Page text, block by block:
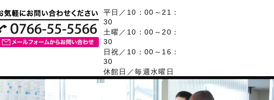
平日／10：00～21：
30
土曜／10：00～20：
30
日祝／10：00～16：
30
休館日／毎週水曜日